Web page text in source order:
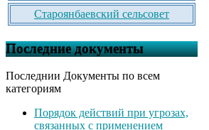
Староянбаевский сельсовет
Последние документы
Последнии Документы по всем
категориям
Порядок действий при угрозах,
связанных с применением